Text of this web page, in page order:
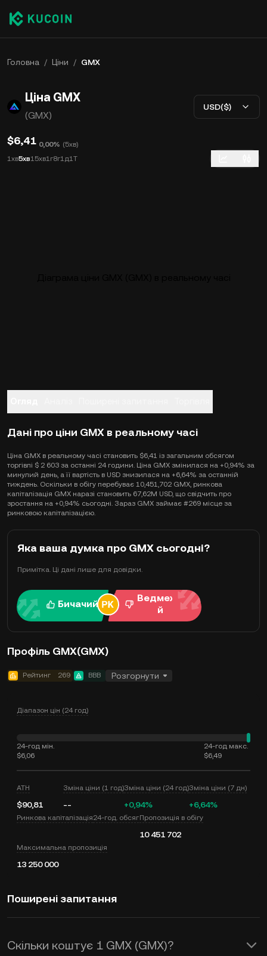
Головна / Ціни / GMX
Ціна GMX
(GMX)
USD($)
$6,41 0,00% (5хв)
1хв5хв15хв1г8г1д1Т
Дані про ціни GMX в реальному часі
Ціна GMX в реальному часі становить $6,41 із загальним обсягом
торгівлі $ 2 603 за останні 24 години. Ціна GMX змінилася на +0,94% за
минулий день, а її вартість в USD знизилася на +6,64% за останній
тиждень. Оскільки в обігу перебуває 10,451,702 GMX, ринкова
капіталізація GMX наразі становить 67,62M USD, що свідчить про
зростання на +0,94% сьогодні. Зараз GMX займає #269 місце за
ринковою капіталізацією.
Яка ваша думка про GMX сьогодні?
Примітка. Ці дані лише для довідки.
Бичачий
Ведмежи
й
Профіль GMX(GMX)
Рейтинг 269 BBB Розгорнути
Діапазон цін (24 год)
24-год мін.
$6,06
24-год макс.
$6,49
ATH
$90,81
Зміна ціни (1 год)
--
Зміна ціни (24 год)
+0,94%
Зміна ціни (7 дн)
+6,64%
Ринкова капіталізація24-год. обсягПропозиція в обігу
10 451 702
Максимальна пропозиція
13 250 000
Поширені запитання
Скільки коштує 1 GMX (GMX)?